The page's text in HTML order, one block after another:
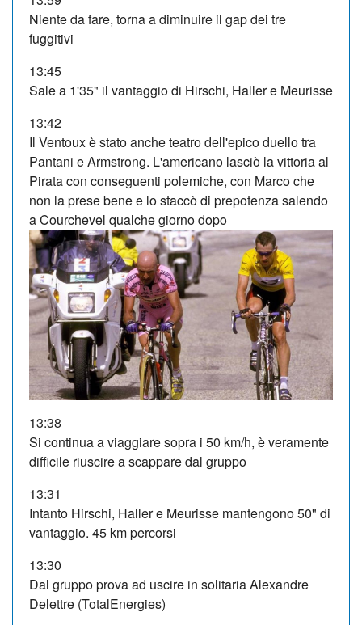
Niente da fare, torna a diminuire il gap dei tre
fuggitivi
13:45
Sale a 1'35" il vantaggio di Hirschi, Haller e Meurisse
13:42
Il Ventoux è stato anche teatro dell'epico duello tra
Pantani e Armstrong. L'americano lasciò la vittoria al
Pirata con conseguenti polemiche, con Marco che
non la prese bene e lo staccò di prepotenza salendo
a Courchevel qualche giorno dopo
13:38
Si continua a viaggiare sopra i 50 km/h, è veramente
difficile riuscire a scappare dal gruppo
13:31
Intanto Hirschi, Haller e Meurisse mantengono 50" di
vantaggio. 45 km percorsi
13:30
Dal gruppo prova ad uscire in solitaria Alexandre
Delettre (TotalEnergies)